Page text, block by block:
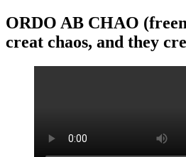
ORDO AB CHAO
creat chaos, and they